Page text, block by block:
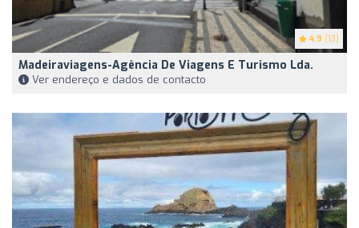
4.9 (13)
Madeiraviagens-Agência De Viagens E Turismo Lda.
Ver endereço e dados de contacto